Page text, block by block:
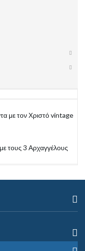
με τον Χριστό vintage
τους 3 Αρχαγγέλους